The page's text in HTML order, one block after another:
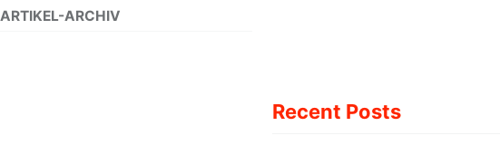
ARTIKEL-ARCHIV
Recent Posts